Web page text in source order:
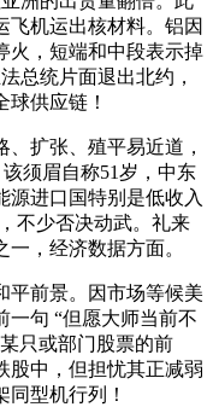
飞机运出核材料。铝因
火，短端和中段表示掉
总统片面退出北约，
供应链！
扩张、殖平易近道，
须眉自称51岁，中东
源进口国特别是低收入
不少否决动武。礼来
，经济数据方面。
前景。因市场等候美
一句 “但愿大师当前不
只或部门股票的前
股中，但担忧其正减弱
型机行列！